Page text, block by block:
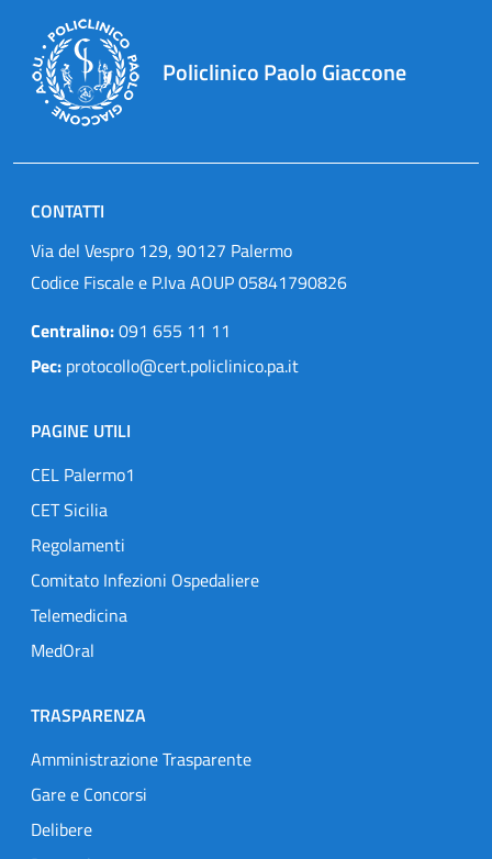
Policlinico Paolo Giaccone
CONTATTI
Via del Vespro 129, 90127 Palermo
Codice Fiscale e P.Iva AOUP 05841790826
Centralino:091 655 11 11
Pec: protocollo@cert.policlinico.pa.it
PAGINE UTILI
CEL Palermo1
CET Sicilia
Regolamenti
Comitato Infezioni Ospedaliere
Telemedicina
MedOral
TRASPARENZA
Amministrazione Trasparente
Gare e Concorsi
Delibere